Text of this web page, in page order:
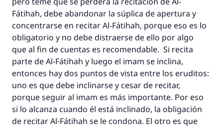
Fátihah, debe abandonar la súplica de apertura y
concentrarse en recitar Al-Fátihah, porque eso es lo
obligatorio y no debe distraerse de ello por algo
que al fin de cuentas es recomendable. Si recita
parte de Al-Fátihah y luego el imam se inclina,
entonces hay dos puntos de vista entre los eruditos:
uno es que debe inclinarse y cesar de recitar,
porque seguir al imam es más importante. Por eso
si lo alcanza cuando él está inclinado, la obligación
de recitar Al-Fátihah se le condona. El otro es que